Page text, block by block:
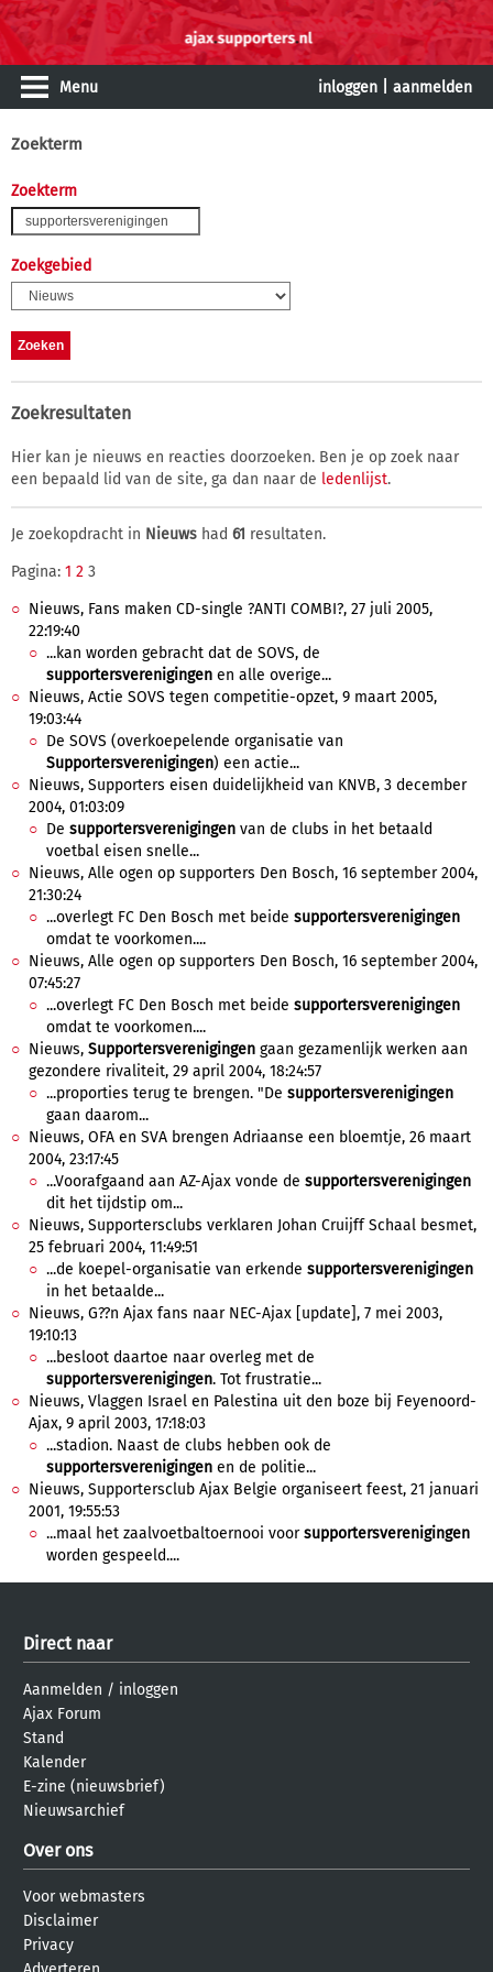
Menu inloggen aanmelden
Zoekterm
Zoekterm
Zoekgebied
Zoekresultaten
Hier kan je nieuws en reacties doorzoeken. Ben je op zoek naar
een bepaald lid van de site, ga dan naar de ledenlijst.
Je zoekopdracht in Nieuws had 61 resultaten.
Pagina: 1 2 3
Nieuws, Fans maken CD-single ?ANTI COMBI?, 27 juli 2005,
22:19:40
...kan worden gebracht dat de SOVS, de
supportersverenigingen en alle overige...
Nieuws, Actie SOVS tegen competitie-opzet, 9 maart 2005,
19:03:44
De SOVS (overkoepelende organisatie van
Supportersverenigingen) een actie...
Nieuws, Supporters eisen duidelijkheid van KNVB, 3 december
2004, 01:03:09
De supportersverenigingen van de clubs in het betaald
voetbal eisen snelle...
Nieuws, Alle ogen op supporters Den Bosch, 16 september 2004,
21:30:24
...overlegt FC Den Bosch met beide supportersverenigingen
omdat te voorkomen....
Nieuws, Alle ogen op supporters Den Bosch, 16 september 2004,
07:45:27
...overlegt FC Den Bosch met beide supportersverenigingen
omdat te voorkomen....
Nieuws, Supportersverenigingen gaan gezamenlijk werken aan
gezondere rivaliteit, 29 april 2004, 18:24:57
...proporties terug te brengen. "De supportersverenigingen
gaan daarom...
Nieuws, OFA en SVA brengen Adriaanse een bloemtje, 26 maart
2004, 23:17:45
...Voorafgaand aan AZ-Ajax vonde de supportersverenigingen
dit het tijdstip om...
Nieuws, Supportersclubs verklaren Johan Cruijff Schaal besmet,
25 februari 2004, 11:49:51
...de koepel-organisatie van erkende supportersverenigingen
in het betaalde...
Nieuws, G??n Ajax fans naar NEC-Ajax [update], 7 mei 2003,
19:10:13
...besloot daartoe naar overleg met de
supportersverenigingen. Tot frustratie...
Nieuws, Vlaggen Israel en Palestina uit den boze bij Feyenoord-
Ajax, 9 april 2003, 17:18:03
...stadion. Naast de clubs hebben ook de
supportersverenigingen en de politie...
Nieuws, Supportersclub Ajax Belgie organiseert feest, 21 januari
2001, 19:55:53
...maal het zaalvoetbaltoernooi voorsupportersverenigingen
worden gespeeld....
Direct naar
Aanmelden / inloggen
Ajax Forum
Stand
Kalender
E-zine (nieuwsbrief)
Nieuwsarchief
Over ons
Voor webmasters
Disclaimer
Privacy